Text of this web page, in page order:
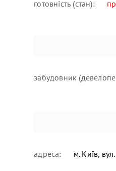
готовність (стан):
забудовник
адреса: м. Київ,